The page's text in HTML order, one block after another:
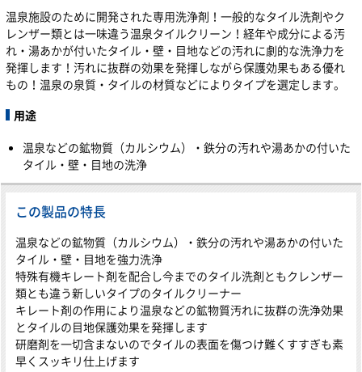
温泉施設のために開発された専用洗浄剤！一般的なタイル洗剤やク
レンザー類とは一味違う温泉タイルクリーン！経年や成分による汚
れ・湯あかが付いたタイル・壁・目地などの汚れに劇的な洗浄力を
発揮します！汚れに抜群の効果を発揮しながら保護効果もある優れ
もの！温泉の泉質・タイルの材質などによりタイプを選定します。
用途
温泉などの鉱物質（カルシウム）・鉄分の汚れや湯あかの付いた
タイル・壁・目地の洗浄
この製品の特長
温泉などの鉱物質（カルシウム）・鉄分の汚れや湯あかの付いた
タイル・壁・目地を強力洗浄
特殊有機キレート剤を配合し今までのタイル洗剤ともクレンザー
類とも違う新しいタイプのタイルクリーナー
キレート剤の作用により温泉などの鉱物質汚れに抜群の洗浄効果
とタイルの目地保護効果を発揮します
研磨剤を一切含まないのでタイルの表面を傷つけ難くすすぎも素
早くスッキリ仕上げます